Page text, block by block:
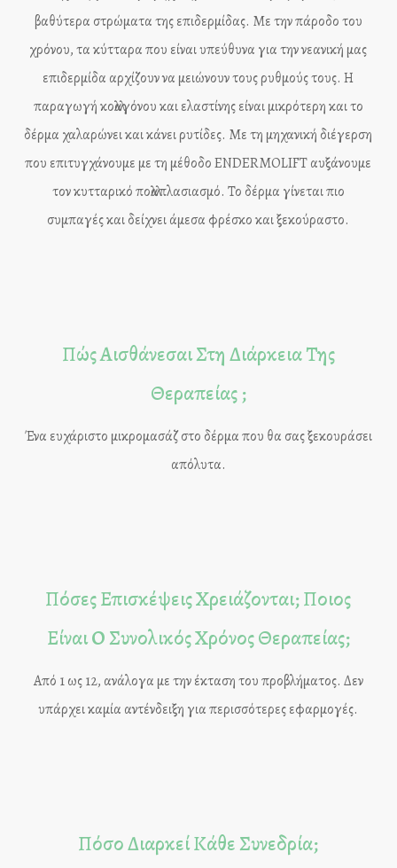
βαθύτερα στρώματα της επιδερμίδας. Με την πάροδο του
χρόνου, τα κύτταρα που είναι υπεύθυνα για την νεανική μας
επιδερμίδα αρχίζουν να μειώνουν τους ρυθμούς τους. Η
παραγωγή κολλαγόνου και ελαστίνης είναι μικρότερη και το
δέρμα χαλαρώνει και κάνει ρυτίδες. Με τη μηχανική διέγερση
που επιτυγχάνουμε με τη μέθοδο ENDERMOLIFT αυξάνουμε
τον κυτταρικό πολλαπλασιασμό. Το δέρμα γίνεται πιο
συμπαγές και δείχνει άμεσα φρέσκο και ξεκούραστο.
Πώς Αισθάνεσαι Στη Διάρκεια Της
Θεραπείας ;
Ένα ευχάριστο μικρομασάζ στο δέρμα που θα σας ξεκουράσει
απόλυτα.
Πόσες Επισκέψεις Χρειάζονται; Ποιος
Είναι Ο Συνολικός Χρόνος Θεραπείας;
Από 1 ως 12, ανάλογα με την έκταση του προβλήματος. Δεν
υπάρχει καμία αντένδειξη για περισσότερες εφαρμογές.
Πόσο Διαρκεί Κάθε Συνεδρία;